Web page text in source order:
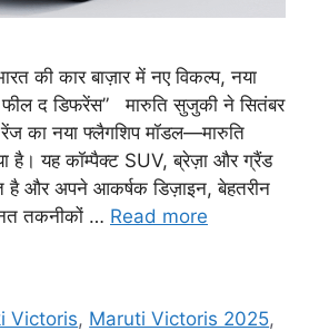
की कार बाज़ार में नए विकल्प, नया
फील द डिफरेंस” मारुति सुजुकी ने सितंबर
का नया फ्लैगशिप मॉडल—मारुति
है। यह कॉम्पैक्ट SUV, ब्रेज़ा और ग्रैंड
है और अपने आकर्षक डिज़ाइन, बेहतरीन
तकनीकों … Read more
Victoris, Maruti Victoris 2025,